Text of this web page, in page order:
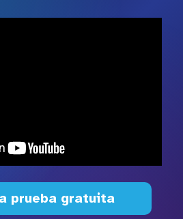
prueba gratuita